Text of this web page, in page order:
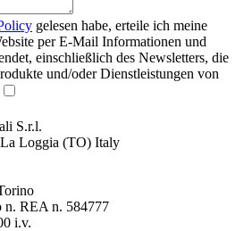
gelesen habe, erteile ich meine
per E-Mail Informationen und
einschließlich des Newsletters, die
und/oder Dienstleistungen von
S.r.l.
Loggia (TO) Italy
n. REA n. 584777
i.v.